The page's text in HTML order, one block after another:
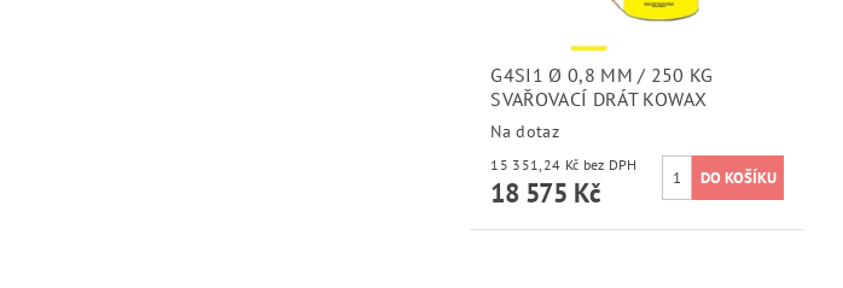
G4SI1 Ø 0,8 MM / 250 KG
SVAŘOVACÍ DRÁT KOWAX
Na dotaz
15 351,24 Kč bez DPH
18 575 Kč